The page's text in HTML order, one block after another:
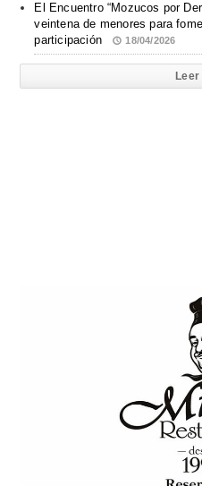
El Encuentro “Mozucos por
veintena de menores para
participación
18/04/2026
Leer